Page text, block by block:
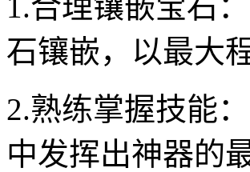
石镶嵌，以最大
2.熟练掌握技能
中发挥出神器的